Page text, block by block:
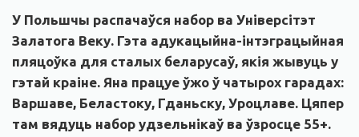
У Польшчы распачаўся набор ва Універсітэт
Залатога Веку. Гэта адукацыйна-інтэграцыйная
пляцоўка для сталых беларусаў, якія жывуць у
гэтай краіне. Яна працуе ўжо ў чатырох гарадах:
Варшаве, Беластоку, Гданьску, Уроцлаве. Цяпер
там вядуць набор удзельнікаў ва ўзросце 55+.